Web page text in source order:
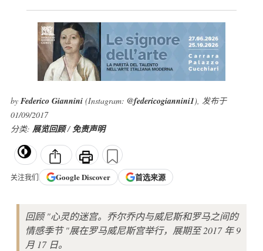
by Federico Giannini(Instagram: @federicogiannini1), 发布于
01/09/2017
分类: 展览回顾/免责声明
关注我们 GoogleDiscover 首选来源
回顾 "心灵的迷宫。乔尔乔内与威尼斯和罗马之间的
情感季节 "展在罗马威尼斯宫举行，展期至 2017 年 9
月 17 日。